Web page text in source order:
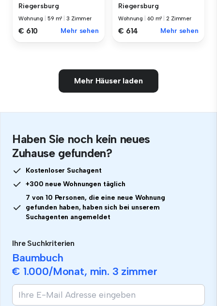
Riegersburg
Wohnung 59 m² |3 Zimmer
€ 610 Mehr sehen
Riegersburg
Wohnung 60 m² 2 Zimmer
€ 614 Mehr sehen
Mehr Häuser laden
Haben Sie noch kein neues
Zuhause gefunden?
Kostenloser Suchagent
+300 neue Wohnungen täglich
7 von 10 Personen, die eine neue Wohnung
gefunden haben, haben sich bei unserem
Suchagenten angemeldet
Ihre Suchkriterien
Baumbuch
€ 1.000/Monat, min. 3 zimmer